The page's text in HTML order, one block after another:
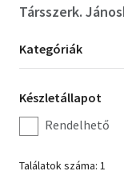
Hobbi, szabadidő
Irodalom
Művészet
Társszerk.
Kategória
szűrés
Kategóriák
Készletállapot
szűrés
Készletállapot
Rendelhető
Találatok száma: 1